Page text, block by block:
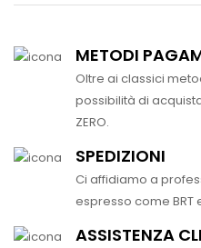
METODI
Oltre ai classici
possibilità di
ZERO.
SPEDIZIONI
Ci affidiamo a
espresso come BRT
ASSISTENZA